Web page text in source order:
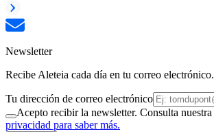
Newsletter
Recibe Aleteia cada día en tu correo electrónico.
Tu dirección de correo electrónico
Acepto recibir la newsletter. Consulta nuestra
privacidad para saber más.